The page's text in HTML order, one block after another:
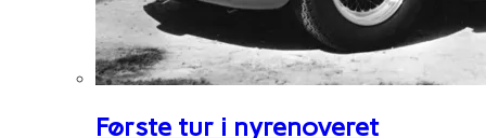
Første tur i nyrenoveret